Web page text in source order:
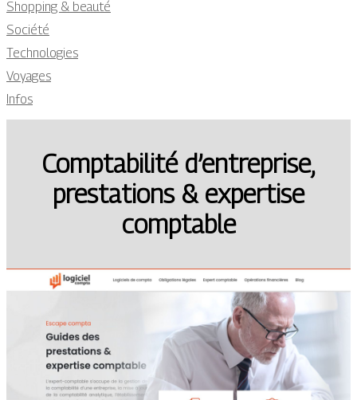
Shopping & beauté
Société
Technologies
Voyages
Infos
Comptabilité d’entreprise,
prestations & expertise
comptable